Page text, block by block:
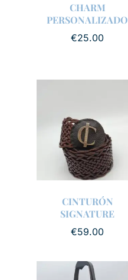
CHARM
PERSONALIZADO
€25.00
CINTURÓN
SIGNATURE
€59.00